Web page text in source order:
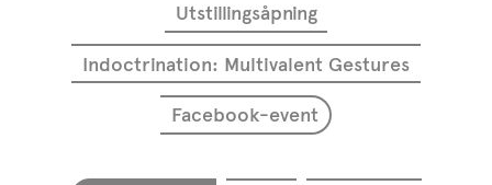
Utstillingsåpning
Indoctrination: Multivalent Gestures
Facebook-event